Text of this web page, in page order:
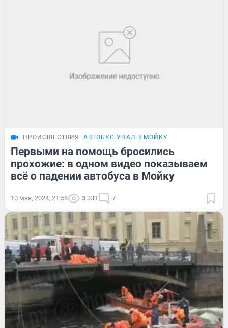
ПРОИСШЕСТВИЯ АВТОБУС УПАЛ В МОЙКУ
Первыми на помощь бросились
прохожие: в одном видео показываем
всё о падении автобуса в Мойку
10 мая, 2024, 21:58 3 331 7